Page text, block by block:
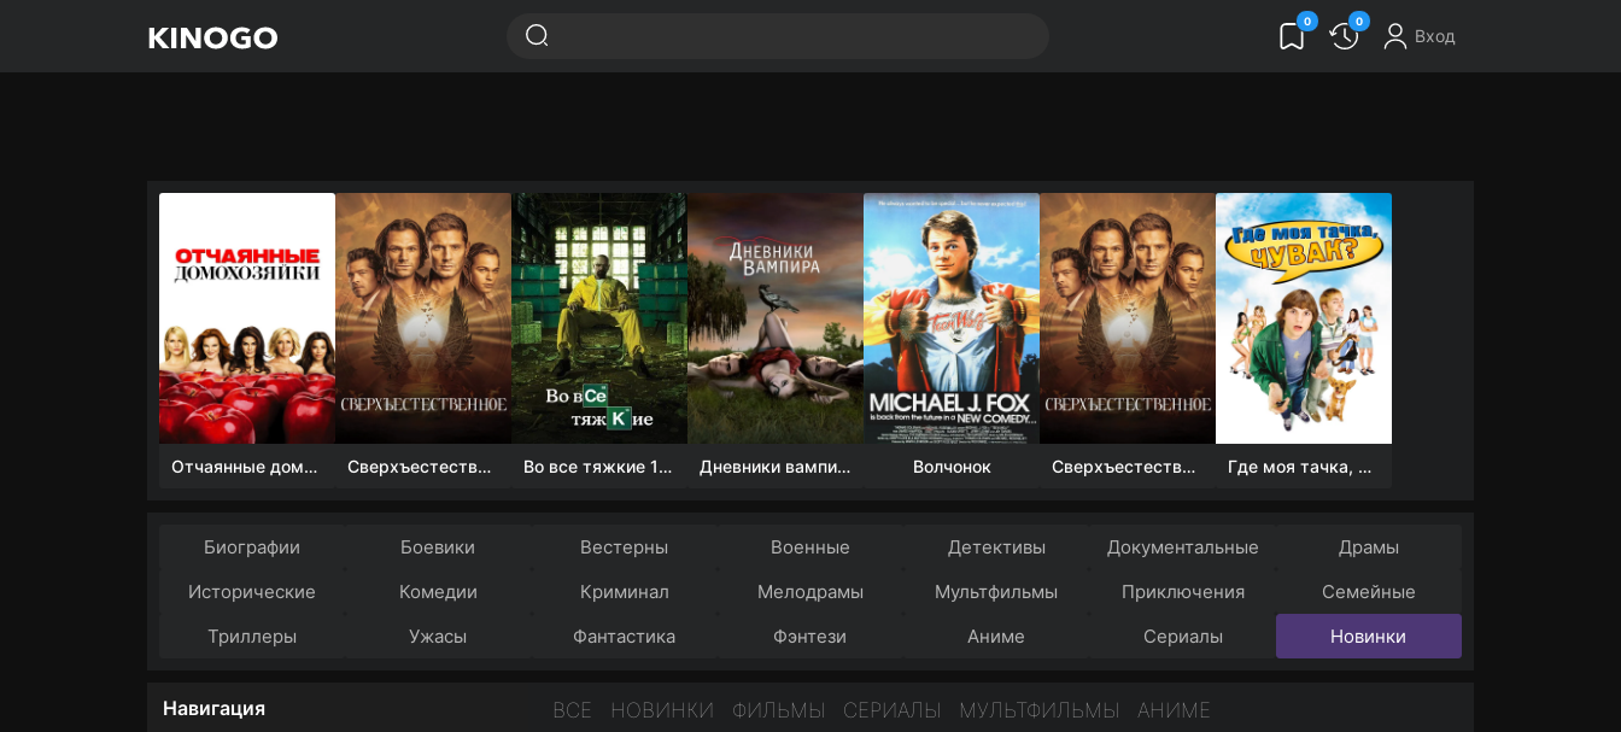
0 0
Вход
Отчаянные домохозяйки (1 сезон) Сверхъестественное Во все тяжкие 1-5 сезон Дневники вампира (4 сезон) Волчонок Сверхъестественное Где моя тачка, чувак?
Биографии Боевики Вестерны Военные Детективы Документальные
Драмы
Исторические
Комедии Криминал Мелодрамы Мультфильмы Приключения
Семейные
Триллеры
Ужасы Фантастика Фэнтези Аниме Сериалы Новинки
ВСЕ НОВИНКИ ФИЛЬМЫ СЕРИАЛЫ МУЛЬТФИЛЬМЫ АНИМЕ
Навигация